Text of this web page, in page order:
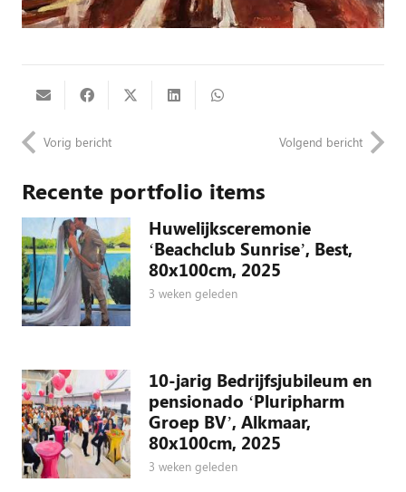
Vorig bericht Volgend bericht
Recente portfolio items
Huwelijksceremonie
‘Beachclub Sunrise’, Best,
80x100cm, 2025
3 weken geleden
10-jarig Bedrijfsjubileum en
pensionado ‘Pluripharm
Groep BV’, Alkmaar,
80x100cm, 2025
3 weken geleden